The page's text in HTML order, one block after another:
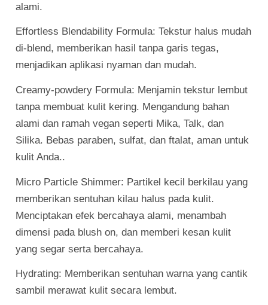
alami.
Effortless Blendability Formula: Tekstur halus mudah
di-blend, memberikan hasil tanpa garis tegas,
menjadikan aplikasi nyaman dan mudah.
Creamy-powdery Formula: Menjamin tekstur lembut
tanpa membuat kulit kering. Mengandung bahan
alami dan ramah vegan seperti Mika, Talk, dan
Silika. Bebas paraben, sulfat, dan ftalat, aman untuk
kulit Anda..
Micro Particle Shimmer: Partikel kecil berkilau yang
memberikan sentuhan kilau halus pada kulit.
Menciptakan efek bercahaya alami, menambah
dimensi pada blush on, dan memberi kesan kulit
yang segar serta bercahaya.
Hydrating: Memberikan sentuhan warna yang cantik
sambil merawat kulit secara lembut.